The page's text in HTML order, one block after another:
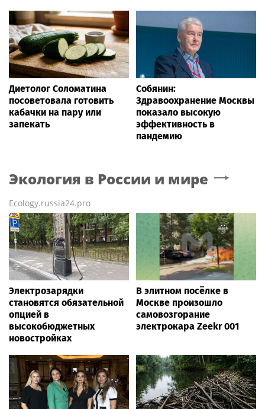
Диетолог Соломатина
посоветовала готовить
кабачки на пару или
запекать
Собянин:
Здравоохранение Москвы
показало высокую
эффективность в
пандемию
Экология в России и мире
Ecology.russia24.pro
Электрозарядки
становятся обязательной
опцией в
высокобюджетных
новостройках
В элитном посёлке в
Москве произошло
самовозгорание
электрокара Zeekr 001